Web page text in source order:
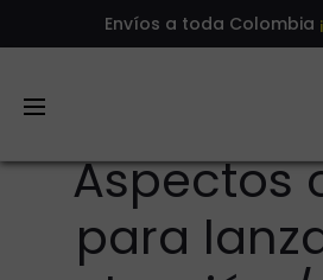
Envíos a toda Colombia
Aspectos
para